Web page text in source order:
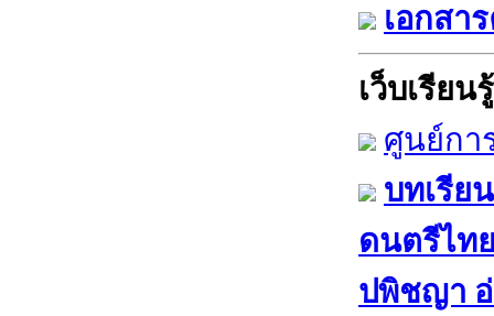
เอกสา
เว็บเรียนรู้
ศูนย์กา
บทเรีย
ดนตรีไท
ปพิชญา​ อ่